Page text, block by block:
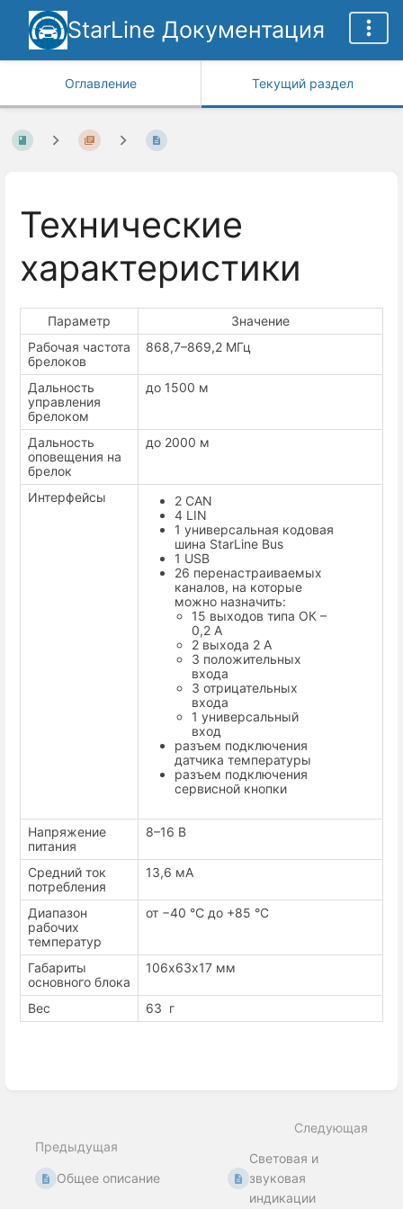
StarLine Документация
Оглавление Текущий раздел
Технические
характеристики
Параметр
Значение
Рабочая частота
брелоков
868,7–869,2 МГц
Дальность
управления
брелоком
до 1500 м
Дальность
оповещения на
брелок
до 2000 м
Интерфейсы
2 CAN
4 LIN
1 универсальная кодовая
шина StarLine Bus
1 USB
26 перенастраиваемых
каналов, на которые
можно назначить:
15 выходов типа ОК –
0,2 А
2 выхода 2 А
3 положительных
входа
3 отрицательных
входа
1 универсальный
вход
разъем подключения
датчика температуры
разъем подключения
сервисной кнопки
Напряжение
питания
8–16 В
Средний ток
потребления
13,6 мА
Диапазон
рабочих
температур
от −40 °С до +85 °С
Габариты
основного блока
106х63х17 мм
Вес 63 г
Предыдущая
Общее описание
Следующая
Световая и
звуковая
индикации